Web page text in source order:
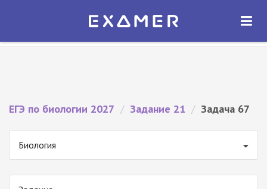
Экзамер — ЕГЭ 2027
ОТКРЫТЬ
ЕГЭ по биологии 2027 / Задание 21 / Задача 67
Биология